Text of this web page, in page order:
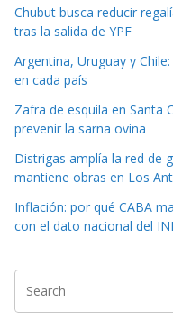
Chubut busca reducir
tras la salida de YPF
Argentina, Uruguay y
en cada país
Zafra de esquila en Santa
prevenir la sarna ovina
Distrigas amplía la red de
mantiene obras en Los
Inflación: por qué CABA
con el dato nacional del